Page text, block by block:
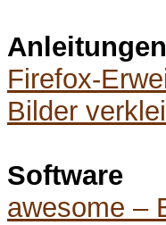
Anleitungen
Firefox-
Bilder
Software
awesome –